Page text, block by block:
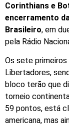
Corinthians e
encerramento
Brasileiro, em
pela Rádio
Os sete primeiros
Libertadores,
bloco terão que
torneio
59 pontos, está
americana, mas